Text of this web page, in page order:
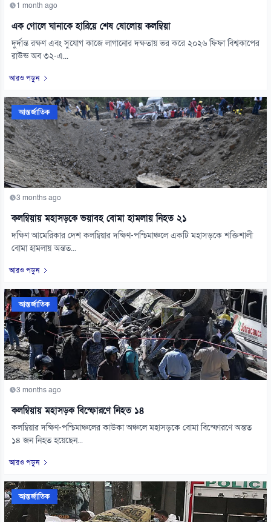
1 month ago
এক গোলে ঘানাকে হারিয়ে শেষ ষোলোয় কলম্বিয়া
দুর্দান্ত রক্ষণ এবং সুযোগ কাজে লাগানোর দক্ষতায় ভর করে ২০২৬ ফিফা বিশ্বকাপের
রাউন্ড অব ৩২-এ...
আরও পড়ুন
আন্তর্জাতিক
3 months ago
কলম্বিয়ায় মহাসড়কে ভয়াবহ বোমা হামলায় নিহত ২১
দক্ষিণ আমেরিকার দেশ কলম্বিয়ার দক্ষিণ-পশ্চিমাঞ্চলে একটি মহাসড়কে শক্তিশালী
বোমা হামলায় অন্তত...
আরও পড়ুন
আন্তর্জাতিক
3 months ago
কলম্বিয়ায় মহাসড়ক বিস্ফোরণে নিহত ১৪
কলম্বিয়ার দক্ষিণ-পশ্চিমাঞ্চলের কাউকা অঞ্চলে মহাসড়কে বোমা বিস্ফোরণে অন্তত
১৪ জন নিহত হয়েছেন...
আরও পড়ুন
আন্তর্জাতিক